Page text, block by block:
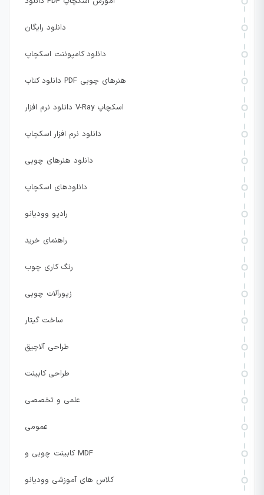
دانلود رایگان
دانلود کامپوننت اسکچاپ
دانلود کتاب PDF هنرهای چوبی
دانلود نرم افزار V-Ray اسکچاپ
دانلود نرم افزار اسکچاپ
دانلود هنرهای چوبی
دانلودهای اسکچاپ
رادیو وودیانو
راهنمای خرید
رنگ کاری چوب
زیورآلات چوبی
ساخت گیتار
طراحی آلاچیق
طراحی کابینت
علمی و تخصصی
عمومی
کابینت چوبی و MDF
کلاس های آموزشی وودیانو